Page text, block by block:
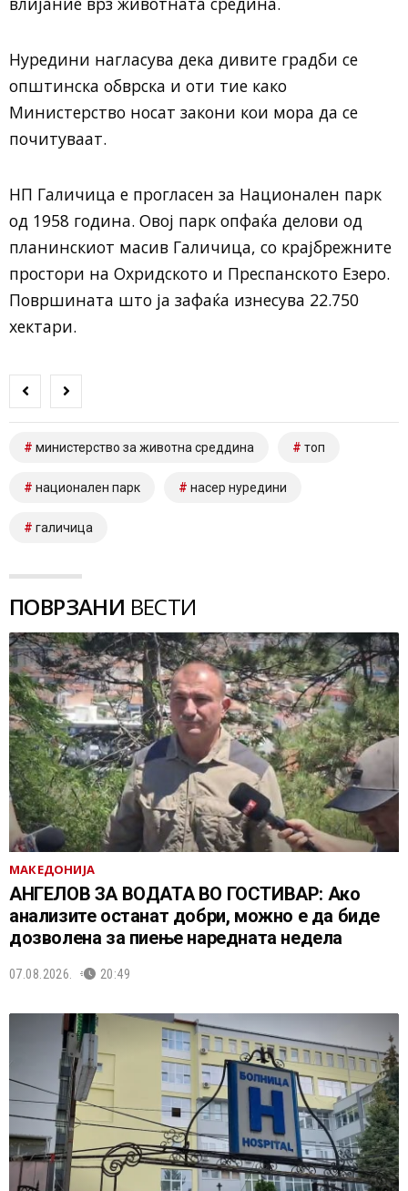
Нуредини нагласува дека дивите градби се
општинска обврска и оти тие како
Министерство носат закони кои мора да се
почитуваат.
НП Галичица е прогласен за Национален парк
од 1958 година. Овој парк опфаќа делови од
планинскиот масив Галичица, со крајбрежните
простори на Охридското и Преспанското Езеро.
Површината што ја зафаќа изнесува 22.750
хектари.
министерство за животна среддина топ
национален парк насер нуредини
галичица
ПОВРЗАНИ ВЕСТИ
МАКЕДОНИЈА
АНГЕЛОВ ЗА ВОДАТА ВО ГОСТИВАР: Ако
анализите останат добри, можно е да биде
дозволена за пиење наредната недела
07.08.2026. 20:49